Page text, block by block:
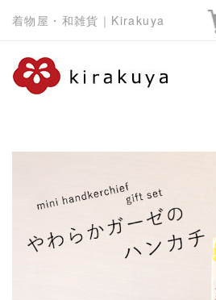
着物屋・和雑貨｜Kirakuya